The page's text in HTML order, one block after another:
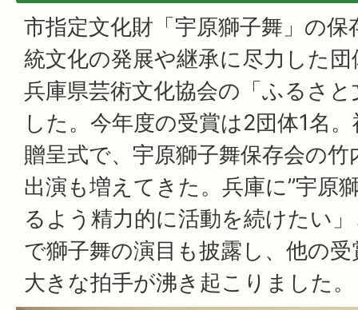
市指定文化財「宇原獅子舞」の
統文化の発展や継承に尽力した
兵庫県芸術文化協会の「ふるさ
した。今年度の受賞は2団体1名
贈呈式で、宇原獅子舞保存会の
出演も増えてきた。兵庫に”宇原
るよう精力的に活動を続けたい
で獅子舞の演目も披露し、他の
大きな拍手が沸き起こりました。